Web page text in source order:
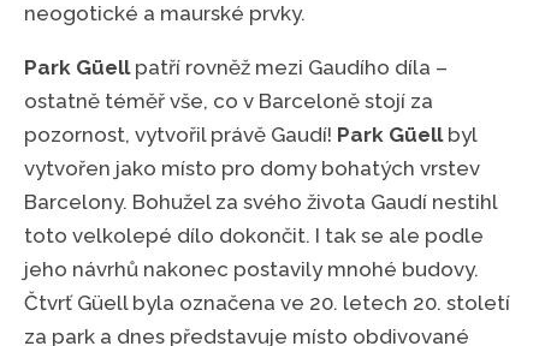
neogotické a maurské prvky.
Park Güellpatří rovněž mezi Gaudího díla –
ostatně téměř vše, co v Barceloně stojí za
pozornost, vytvořil právě Gaudí! Park Güellbyl
vytvořen jako místo pro domy bohatých vrstev
Barcelony. Bohužel za svého života Gaudí nestihl
toto velkolepé dílo dokončit. I tak se ale podle
jeho návrhů nakonec postavily mnohé budovy.
Čtvrť Güell byla označena ve 20. letech 20. století
za park a dnes představuje místo obdivované